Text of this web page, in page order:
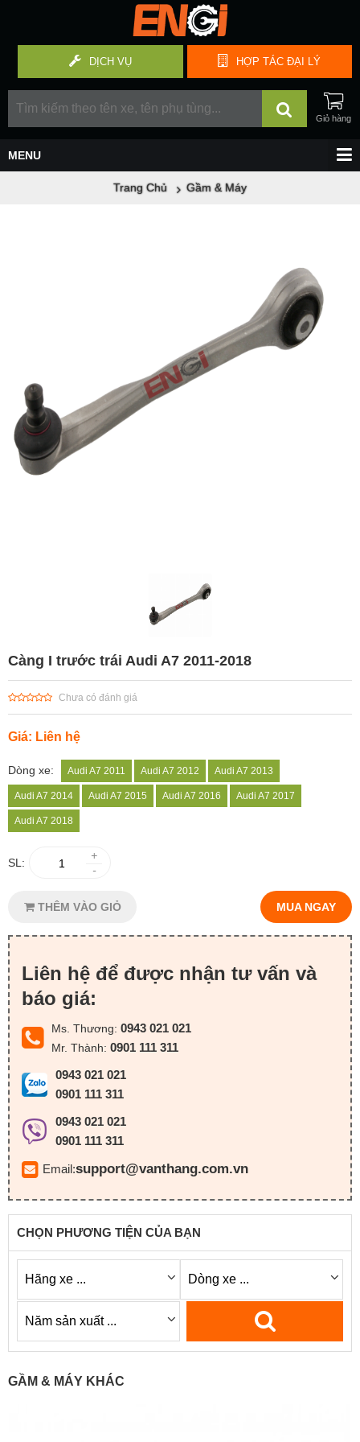
HỢP TÁC ĐẠI LÝ
DỊCH VỤ
Trang Chủ Gầm & Máy
Càng I trước trái Audi A7 2011-2018
Chưa có đánh giá
Giá: Liên hệ
Dòng xe: Audi A7 2011 Audi A7 2012 Audi A7 2013
Audi A7 2014 Audi A7 2015 Audi A7 2016 Audi A7 2017
Audi A7 2018
SL:
+
-
THÊM VÀO GIỎ MUA NGAY
Liên hệ để được nhận tư vấn và
báo giá:
Ms. Thương: 0943 021 021
Mr. Thành: 0901 111 311
0943 021 021
0901 111 311
0943 021 021
0901 111 311
Email:support@vanthang.com.vn
CHỌN PHƯƠNG TIỆN CỦA BẠN
GẦM & MÁY KHÁC